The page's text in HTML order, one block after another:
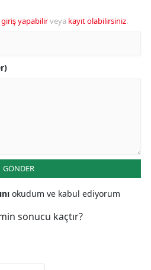
giriş yapabilirveya kayıt olabilirsiniz.
GÖNDER
okudum ve kabul ediyorum
sonucu kaçtır?